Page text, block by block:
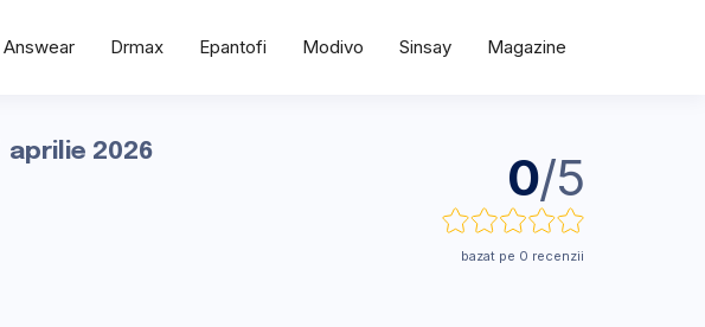
Answear Drmax Epantofi Modivo Sinsay Magazine
aprilie 2026 0/5
bazat pe 0 recenzii